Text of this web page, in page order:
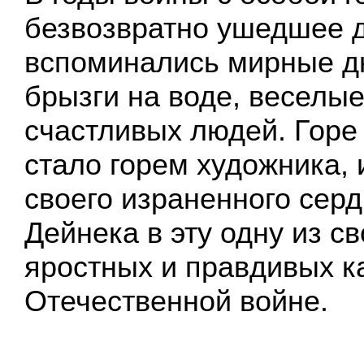
безвозвратно ушедшее
вспоминались мирные
брызги на воде,
счастливых людей.
стало горем художника,
своего израненного
Дейнека в эту одну из
яростных и правдивых
Отечественной войне.